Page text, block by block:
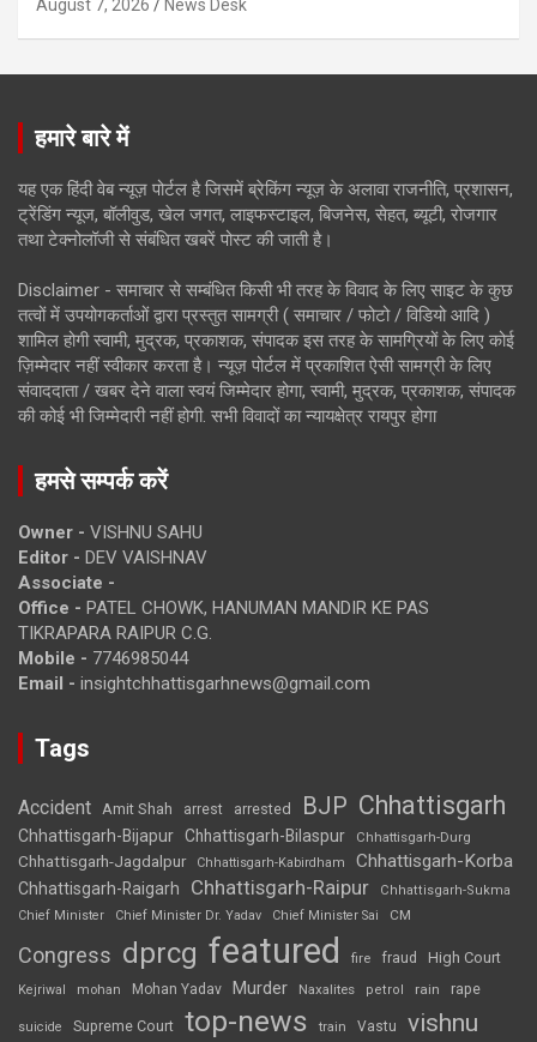
August 7, 2026 News Desk
हमारे बारे में
यह एक हिंदी वेब न्यूज़ पोर्टल है जिसमें ब्रेकिंग न्यूज़ के अलावा राजनीति, प्रशासन,
ट्रेंडिंग न्यूज, बॉलीवुड, खेल जगत, लाइफस्टाइल, बिजनेस, सेहत, ब्यूटी, रोजगार
तथा टेक्नोलॉजी से संबंधित खबरें पोस्ट की जाती है।
Disclaimer - समाचार से सम्बंधित किसी भी तरह के विवाद के लिए साइट के कुछ
तत्वों में उपयोगकर्ताओं द्वारा प्रस्तुत सामग्री ( समाचार / फोटो / विडियो आदि )
शामिल होगी स्वामी, मुद्रक, प्रकाशक, संपादक इस तरह के सामग्रियों के लिए कोई
ज़िम्मेदार नहीं स्वीकार करता है। न्यूज़ पोर्टल में प्रकाशित ऐसी सामग्री के लिए
संवाददाता / खबर देने वाला स्वयं जिम्मेदार होगा, स्वामी, मुद्रक, प्रकाशक, संपादक
की कोई भी जिम्मेदारी नहीं होगी. सभी विवादों का न्यायक्षेत्र रायपुर होगा
हमसे सम्पर्क करें
Owner - VISHNU SAHU
Editor - DEV VAISHNAV
Associate -
Office - PATEL CHOWK, HANUMAN MANDIR KE PAS
TIKRAPARA RAIPUR C.G.
Mobile - 7746985044
Email - insightchhattisgarhnews@gmail.com
Tags
Accident Amit Shah arrest arrested BJP Chhattisgarh
Chhattisgarh-Bijapur Chhattisgarh-Bilaspur Chhattisgarh-Durg
Chhattisgarh-Jagdalpur Chhattisgarh-Kabirdham Chhattisgarh-Korba
Chhattisgarh-Raigarh Chhattisgarh-Raipur
Chhattisgarh-Sukma
Chief Minister
Chief Minister Dr. Yadav Chief Minister Sai CM
Congress dprcg featured fire fraud High Court
Kejriwal mohan Mohan Yadav Murder Naxalites petrol rain rape
suicide Supreme Court top-news train Vastu vishnu